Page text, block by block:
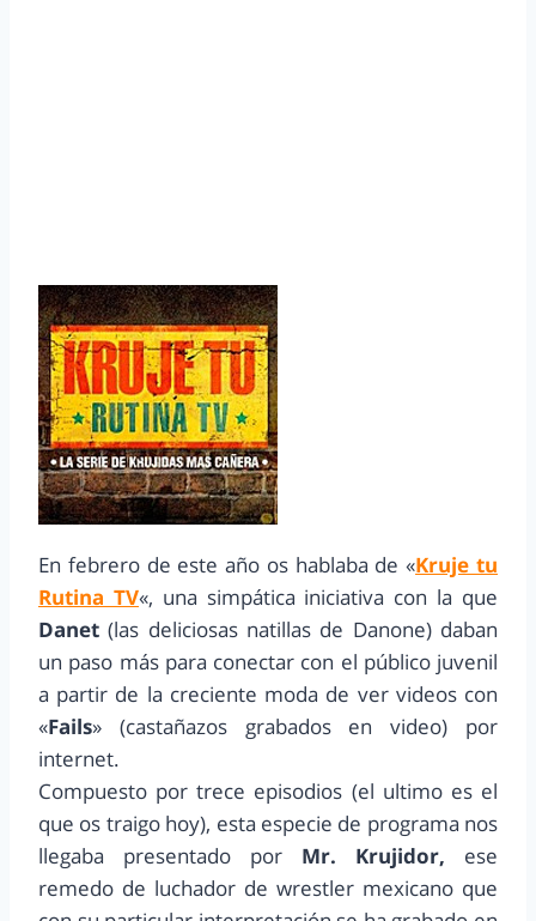
En febrero de este año os hablaba de «Kruje tu
Rutina TV«, una simpática iniciativa con la que
Danet (las deliciosas natillas de Danone) daban
un paso más para conectar con el público juvenil
a partir de la creciente moda de ver videos con
«Fails» (castañazos grabados en video) por
internet.
Compuesto por trece episodios (el ultimo es el
que os traigo hoy), esta especie de programa nos
llegaba presentado por Mr. Krujidor, ese
remedo de luchador de wrestler mexicano que